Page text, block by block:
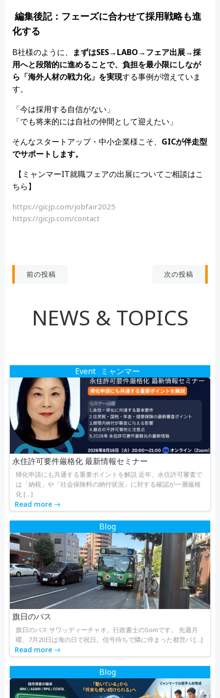
編集後記：フェーズに合わせて採用戦略も進
化する
B社様のように、 まずはSES→LABO→フェア出展→採
用へと段階的に進めることで、負担を最小限にしなが
ら「海外人材の戦力化」 を実現する事例が増えていま
す。
「今は採用する自信がない」
「でも将来的には自社の仲間として迎えたい」
そんなスタートアップ・中小企業様こそ、 GICが伴走型
でサポートします。
【ミャンマーIT就職フェアの出展についてご相談はこ
ちら】
https://gicjp.com/jobfair2025
https://gicjp.com/contact
投
ゲ
ー
シ
ョ
ン
前の投稿
ナ
ゲ
ー
シ
ョ
ン
次の投稿
NEWS & TOPICS
Event ミャンマー
永住許可要件厳格化 最新情報セミナー
帰化申請にも共通する重要ポイントを解説 近年、永住許可審査で
は「納税」や「社会保険料の納付状況」に対する確認が一層厳格
化 […]
Read more
Blog
旗日のバス
旗日のバス サワッディーチャオ。行政書士のSomです。 先週月
曜、7月20日は海の日で祝日。信号待ちで隣に停まった都営バ […]
Read more
Blog